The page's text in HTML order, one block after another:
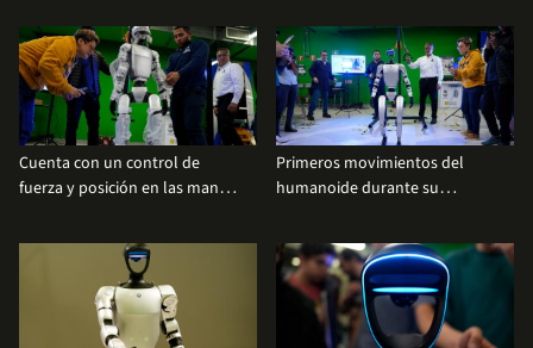
Cuenta con un control de
fuerza y posición en las manos
objetos más precisa.
Primeros movimientos del
humanoide durante su